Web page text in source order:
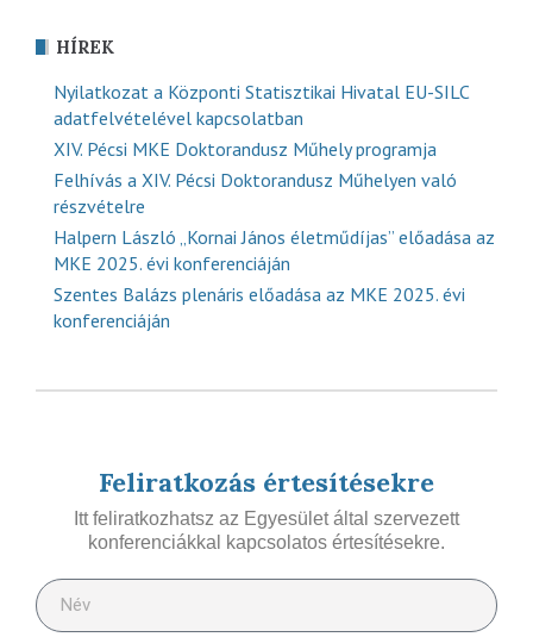
HÍREK
Nyilatkozat a Központi Statisztikai Hivatal EU-SILC
adatfelvételével kapcsolatban
XIV. Pécsi MKE Doktorandusz Műhely programja
Felhívás a XIV. Pécsi Doktorandusz Műhelyen való
részvételre
Halpern László „Kornai János életműdíjas” előadása az
MKE 2025. évi konferenciáján
Szentes Balázs plenáris előadása az MKE 2025. évi
konferenciáján
Feliratkozás értesítésekre
Itt feliratkozhatsz az Egyesület által szervezett
konferenciákkal kapcsolatos értesítésekre.